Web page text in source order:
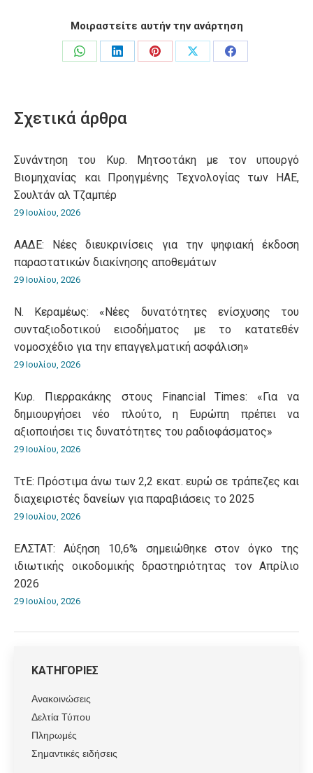
Μοιραστείτε αυτήν την ανάρτηση
Share
Share
Share
Share
Share
Σχετικά άρθρα
Συνάντηση του Κυρ. Μητσοτάκη με τον υπουργό
Βιομηχανίας και Προηγμένης Τεχνολογίας των ΗΑΕ,
Σουλτάν αλ Τζαμπέρ
29 Ιουλίου, 2026
ΑΑΔΕ: Νέες διευκρινίσεις για την ψηφιακή έκδοση
παραστατικών διακίνησης αποθεμάτων
29 Ιουλίου, 2026
Ν. Κεραμέως: «Νέες δυνατότητες ενίσχυσης του
συνταξιοδοτικού εισοδήματος με το κατατεθέν
νομοσχέδιο για την επαγγελματική ασφάλιση»
29 Ιουλίου, 2026
Κυρ. Πιερρακάκης στους Financial Times: «Για να
δημιουργήσει νέο πλούτο, η Ευρώπη πρέπει να
αξιοποιήσει τις δυνατότητες του ραδιοφάσματος»
29 Ιουλίου, 2026
ΤτΕ: Πρόστιμα άνω των 2,2 εκατ. ευρώ σε τράπεζες και
διαχειριστές δανείων για παραβιάσεις το 2025
29 Ιουλίου, 2026
ΕΛΣΤΑΤ: Αύξηση 10,6% σημειώθηκε στον όγκο της
ιδιωτικής οικοδομικής δραστηριότητας τον Απρίλιο
2026
29 Ιουλίου, 2026
ΚΑΤΗΓΟΡΙΕΣ
Ανακοινώσεις
Δελτία Τύπου
Πληρωμές
Σημαντικές ειδήσεις